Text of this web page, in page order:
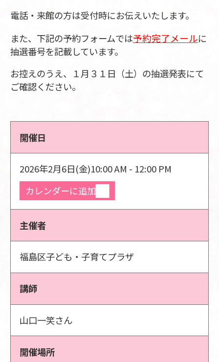
電話・来館の方は受付時にお伝えいたします。
また、下記の予約フォームでは予約完了メールに
抽選番号を記載しています。
お控えのうえ、１月３１日（土）の抽選発表にて
ご確認ください。
開催日
2026年2月6日(金)10:00 AM - 12:00 PM
カレンダーに追加
主催者
福島区子ども・子育てプラザ
講師
山口一笑さん
開催場所